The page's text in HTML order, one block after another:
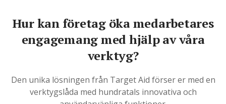
Hur kan företag öka medarbetares
engagemang med hjälp av våra
verktyg?
Den unika lösningen från Target Aid förser er med en
verktygslåda med hundratals innovativa och